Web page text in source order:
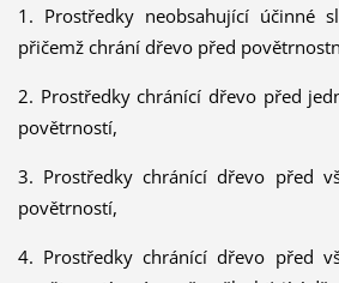
1. Prostředky neobsahující účinné
přičemž chrání dřevo před
2. Prostředky chránící dřevo před
povětrností,
3. Prostředky chránící dřevo před
povětrností,
4. Prostředky chránící dřevo před